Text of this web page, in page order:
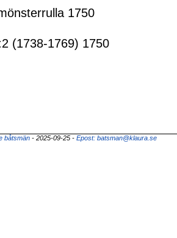
1750
(1738-1769) 1750
båtsmän - 2025-09-25 - Epost: batsman@klaura.se